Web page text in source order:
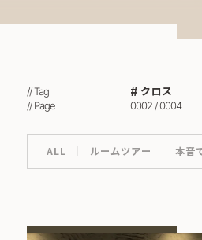
// Tag クロス
// Page 0002 / 0004
ALL ルームツアー 本音